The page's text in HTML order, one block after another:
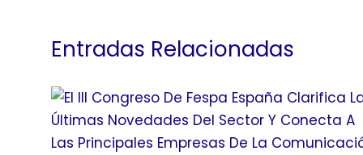
Entradas Relacionadas